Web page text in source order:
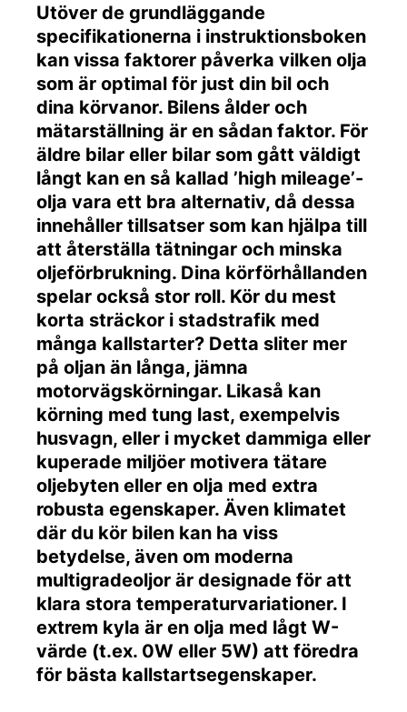
Utöver de grundläggande
specifikationerna i instruktionsboken
kan vissa faktorer påverka vilken olja
som är optimal för just din bil och
dina körvanor. Bilens ålder och
mätarställning är en sådan faktor. För
äldre bilar eller bilar som gått väldigt
långt kan en så kallad ’high mileage’-
olja vara ett bra alternativ, då dessa
innehåller tillsatser som kan hjälpa till
att återställa tätningar och minska
oljeförbrukning. Dina körförhållanden
spelar också stor roll. Kör du mest
korta sträckor i stadstrafik med
många kallstarter? Detta sliter mer
på oljan än långa, jämna
motorvägskörningar. Likaså kan
körning med tung last, exempelvis
husvagn, eller i mycket dammiga eller
kuperade miljöer motivera tätare
oljebyten eller en olja med extra
robusta egenskaper. Även klimatet
där du kör bilen kan ha viss
betydelse, även om moderna
multigradeoljor är designade för att
klara stora temperaturvariationer. I
extrem kyla är en olja med lågt W-
värde (t.ex. 0W eller 5W) att föredra
för bästa kallstartsegenskaper.